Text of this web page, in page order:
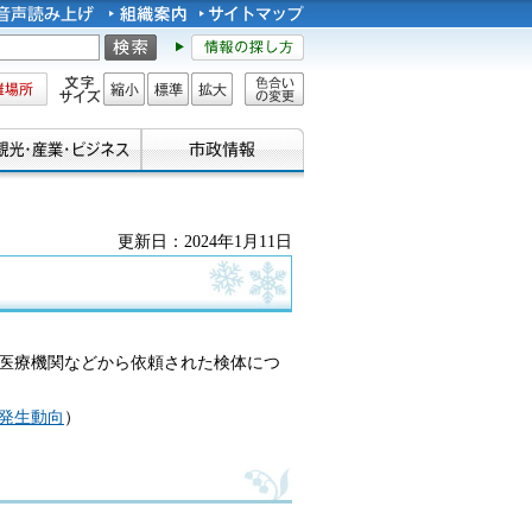
文字サイズ
縮小 標準 拡大
色合い
更新日：2024年1月11日
療機関などから依頼された検体につ
生動向 ）